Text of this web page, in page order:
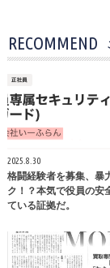
RECOMMEND
2025.8.30
格闘経験者を募集、暴
ク！？本気で役員の安
ている証拠だ。